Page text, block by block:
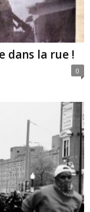
dans la rue !
0